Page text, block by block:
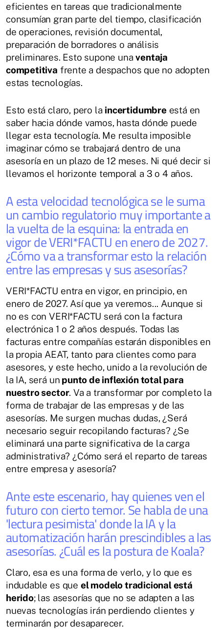
eficientes en tareas que tradicionalmente
consumían gran parte del tiempo, clasificación
de operaciones, revisión documental,
preparación de borradores o análisis
preliminares. Esto supone unaventaja
competitiva frente a despachos que no adopten
estas tecnologías.
Esto está claro, pero la incertidumbreestá en
saber hacia dónde vamos, hasta dónde puede
llegar esta tecnología. Me resulta imposible
imaginar cómo se trabajará dentro de una
asesoría en un plazo de 12 meses. Ni qué decir si
llevamos el horizonte temporal a 3 o 4 años.
A esta velocidad tecnológica se le suma
un cambio regulatorio muy importante a
la vuelta de la esquina: la entrada en
vigor de VERI*FACTU en enero de 2027.
¿Cómo va a transformar esto la relación
entre las empresas y sus asesorías?
VERI*FACTU entra en vigor, en principio, en
enero de 2027. Así que ya veremos... Aunque si
no es con VERI*FACTU será con la factura
electrónica 1 o 2 años después. Todas las
facturas entre compañías estarán disponibles en
la propia AEAT, tanto para clientes como para
asesores, y este hecho, unido a la revolución de
la IA, será un punto de inflexión total para
nuestro sector. Va a transformar por completo la
forma de trabajar de las empresas y de las
asesorías. Me surgen muchas dudas, ¿Será
necesario seguir recopilando facturas? ¿Se
eliminará una parte significativa de la carga
administrativa? ¿Cómo será el reparto de tareas
entre empresa y asesoría?
Ante este escenario, hay quienes ven el
futuro con cierto temor. Se habla de una
'lectura pesimista' donde la IA y la
automatización harán prescindibles a las
asesorías. ¿Cuál es la postura de Koala?
Claro, esa es una forma de verlo, y lo que es
indudable es que el modelo tradicional está
herido; las asesorías que no se adapten a las
nuevas tecnologías irán perdiendo clientes y
terminarán por desaparecer.